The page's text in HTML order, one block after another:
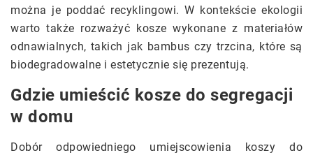
można je poddać recyklingowi. W kontekście ekologii
warto także rozważyć kosze wykonane z materiałów
odnawialnych, takich jak bambus czy trzcina, które są
biodegradowalne i estetycznie się prezentują.
Gdzie umieścić kosze do segregacji
w domu
Dobór odpowiedniego umiejscowienia koszy do